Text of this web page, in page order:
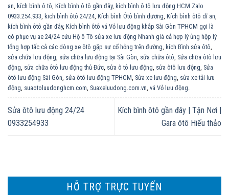
an, kích bình ô tô, Kích bình ô tô gần đây, kích bình ô tô lưu động HCM Zalo
0933.254.933, kich bình ôtô 24/24, Kích bình Ôtô bình dương, Kích bình ôtô dĩ an,
kích bình ôtô gần đây, Kích bình ôtô vá Vỏ lưu động khắp Sài Gòn TPHCM gọi là
có phục vụ ae 24/24 cứu Hộ ô Tô sửa xe lưu động Nhanh giá cả hợp lý ủng hộp lý
tổng hợp tấc cả các dòng xe ôtô gặp sự cố hỏng trên đường, kích Bình sửa ôtô,
sửa chữa lưu động, sửa chữa lưu động tại Sài Gòn, sửa chữa ôtô, Sửa chữa ôtô lưu
động, sửa chữa ôtô lưu động thủ Đức, sửa ô tô lưu động, sửa ôtô lưu động, Sửa
ôtô lưu động Sài Gòn, sửa ôtô lưu động TPHCM, Sửa xe lưu động, sửa xe tải lưu
động, suaotoluudonghcm.com, Suaxeluudong.com.vn, vá Vỏ lưu động.
Sửa ôtô lưu động 24/24
0933254933
Kích bình ôtô gần đây | Tận Nơi |
Gara ôtô Hiếu thảo
HỖ TRỢ TRỰC TUYẾN